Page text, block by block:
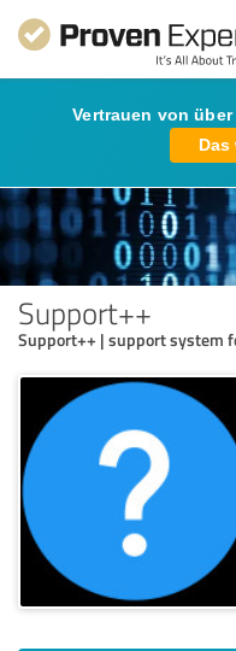
Vertrauen von
Support++
Support++ | support system